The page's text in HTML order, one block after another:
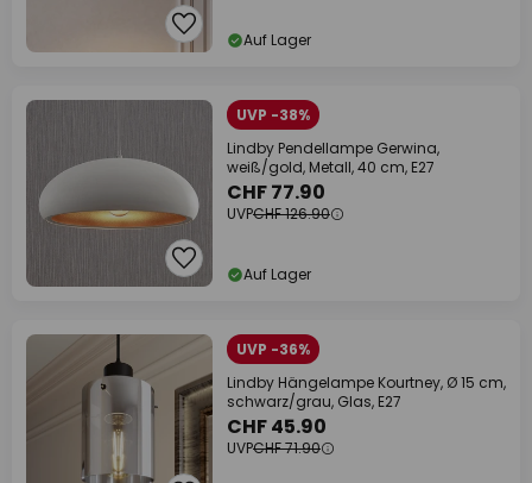
Auf Lager
UVP -38%
Lindby Pendellampe Gerwina,
weiß/gold, Metall, 40 cm, E27
CHF 77.90
UVPCHF 126.90
Auf Lager
UVP -36%
Lindby Hängelampe Kourtney, Ø 15 cm,
schwarz/grau, Glas, E27
CHF 45.90
UVPCHF 71.90